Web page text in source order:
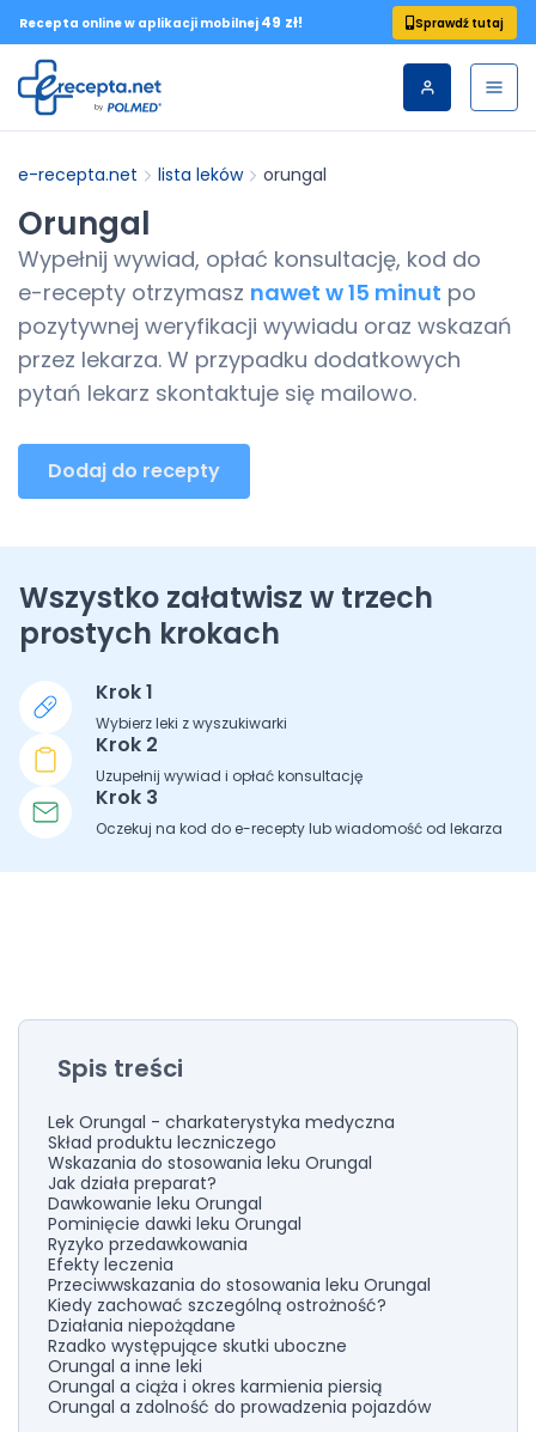
Recepta online w aplikacji mobilnej 49 zł! Sprawdź tutaj
e-recepta.net lista leków orungal
Orungal
Wypełnij wywiad, opłać konsultację, kod do
e-recepty otrzymasz nawet w 15 minut po
pozytywnej weryfikacji wywiadu oraz wskazań
przez lekarza. W przypadku dodatkowych
pytań lekarz skontaktuje się mailowo.
Dodaj do recepty
Wszystko załatwisz w trzech
prostych krokach
Krok 1
Wybierz leki z wyszukiwarki
Krok 2
Uzupełnij wywiad i opłać konsultację
Krok 3
Oczekuj na kod do e-recepty lub wiadomość od lekarza
Spis treści
Lek Orungal - charkaterystyka medyczna
Skład produktu leczniczego
Wskazania do stosowania leku Orungal
Jak działa preparat?
Dawkowanie leku Orungal
Pominięcie dawki leku Orungal
Ryzyko przedawkowania
Efekty leczenia
Przeciwwskazania do stosowania leku Orungal
Kiedy zachować szczególną ostrożność?
Działania niepożądane
Rzadko występujące skutki uboczne
Orungal a inne leki
Orungal a ciąża i okres karmienia piersią
Orungal a zdolność do prowadzenia pojazdów